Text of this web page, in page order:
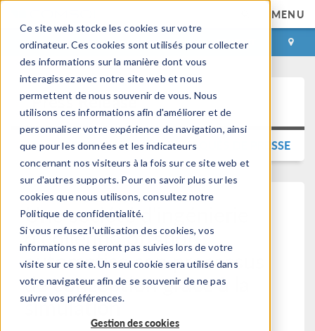
Ce site web stocke les cookies sur votre
ordinateur. Ces cookies sont utilisés pour collecter
des informations sur la manière dont vous
interagissez avec notre site web et nous
permettent de nous souvenir de vous. Nous
utilisons ces informations afin d'améliorer et de
personnaliser votre expérience de navigation, ainsi
que pour les données et les indicateurs
concernant nos visiteurs à la fois sur ce site web et
sur d'autres supports. Pour en savoir plus sur les
cookies que nous utilisons, consultez notre
Politique de confidentialité.
Si vous refusez l'utilisation des cookies, vos
informations ne seront pas suivies lors de votre
visite sur ce site. Un seul cookie sera utilisé dans
votre navigateur afin de se souvenir de ne pas
suivre vos préférences.
Gestion des cookies
MENU
CONNEXION CONTACT
Press Release
RETOUR AUX COMMUNIQUÉS DE PRESSE
Une société d'ingénierie
d’éolienne offshore
automatise son processus
de conception grâce à la
simulation